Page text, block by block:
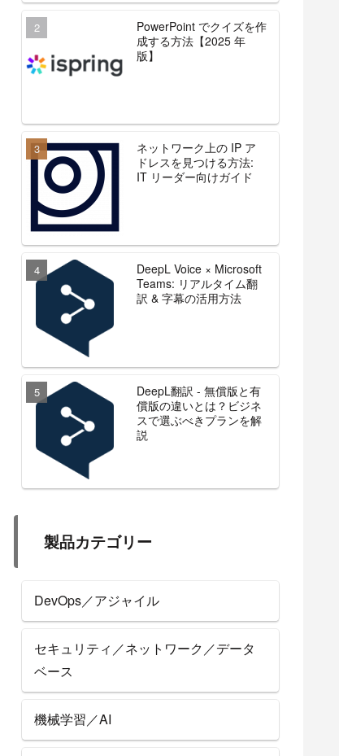
PowerPoint でクイズを作
成する方法【2025 年
版】
ネットワーク上の IP ア
ドレスを見つける方法:
IT リーダー向けガイド
DeepL Voice × Microsoft
Teams: リアルタイム翻
訳 & 字幕の活用方法
DeepL翻訳 - 無償版と有
償版の違いとは？ビジネ
スで選ぶべきプランを解
説
製品カテゴリー
DevOps／アジャイル
セキュリティ／ネットワーク／データ
ベース
機械学習／AI